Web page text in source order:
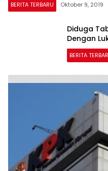
BERITA TERBARU Oktober 9, 2019
Diduga
Dengan
BERITA